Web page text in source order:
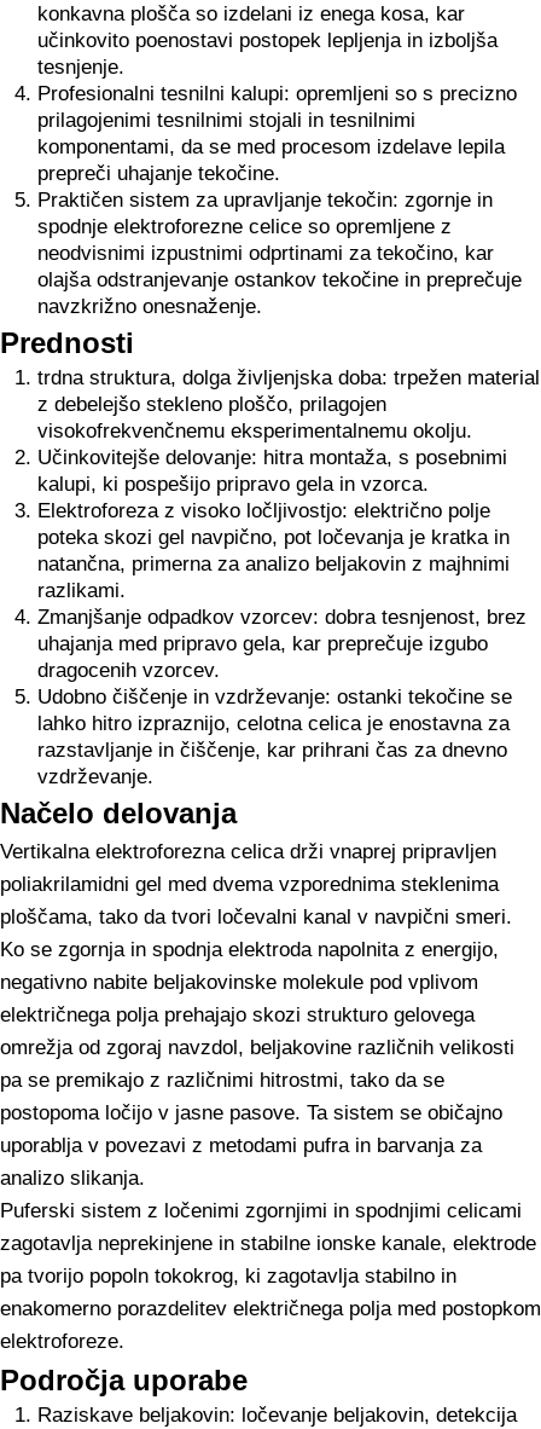
konkavna plošča so izdelani iz enega kosa, kar
učinkovito poenostavi postopek lepljenja in izboljša
tesnjenje.
Profesionalni tesnilni kalupi: opremljeni so s precizno
prilagojenimi tesnilnimi stojali in tesnilnimi
komponentami, da se med procesom izdelave lepila
prepreči uhajanje tekočine.
Praktičen sistem za upravljanje tekočin: zgornje in
spodnje elektroforezne celice so opremljene z
neodvisnimi izpustnimi odprtinami za tekočino, kar
olajša odstranjevanje ostankov tekočine in preprečuje
navzkrižno onesnaženje.
Prednosti
trdna struktura, dolga življenjska doba: trpežen material
z debelejšo stekleno ploščo, prilagojen
visokofrekvenčnemu eksperimentalnemu okolju.
Učinkovitejše delovanje: hitra montaža, s posebnimi
kalupi, ki pospešijo pripravo gela in vzorca.
Elektroforeza z visoko ločljivostjo: električno polje
poteka skozi gel navpično, pot ločevanja je kratka in
natančna, primerna za analizo beljakovin z majhnimi
razlikami.
Zmanjšanje odpadkov vzorcev: dobra tesnjenost, brez
uhajanja med pripravo gela, kar preprečuje izgubo
dragocenih vzorcev.
Udobno čiščenje in vzdrževanje: ostanki tekočine se
lahko hitro izpraznijo, celotna celica je enostavna za
razstavljanje in čiščenje, kar prihrani čas za dnevno
vzdrževanje.
Načelo delovanja
Vertikalna elektroforezna celica drži vnaprej pripravljen
poliakrilamidni gel med dvema vzporednima steklenima
ploščama, tako da tvori ločevalni kanal v navpični smeri.
Ko se zgornja in spodnja elektroda napolnita z energijo,
negativno nabite beljakovinske molekule pod vplivom
električnega polja prehajajo skozi strukturo gelovega
omrežja od zgoraj navzdol, beljakovine različnih velikosti
pa se premikajo z različnimi hitrostmi, tako da se
postopoma ločijo v jasne pasove. Ta sistem se običajno
uporablja v povezavi z metodami pufra in barvanja za
analizo slikanja.
Puferski sistem z ločenimi zgornjimi in spodnjimi celicami
zagotavlja neprekinjene in stabilne ionske kanale, elektrode
pa tvorijo popoln tokokrog, ki zagotavlja stabilno in
enakomerno porazdelitev električnega polja med postopkom
elektroforeze.
Področja uporabe
Raziskave beljakovin: ločevanje beljakovin, detekcija